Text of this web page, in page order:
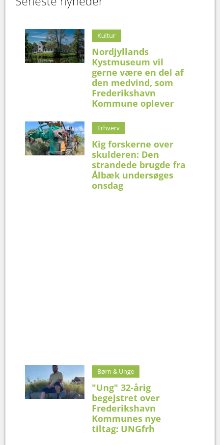
Kultur
Nordjyllands
Kystmuseum vil
gerne være en del af
den medvind, som
Frederikshavn
Kommune oplever
Erhverv
Kig forskerne over
skulderen: Den
strandede brugde fra
Ålbæk undersøges
onsdag
Børn & Unge
"Ung" 32-årig
begejstret over
Frederikshavn
Kommunes nye
tiltag: UNGfrh